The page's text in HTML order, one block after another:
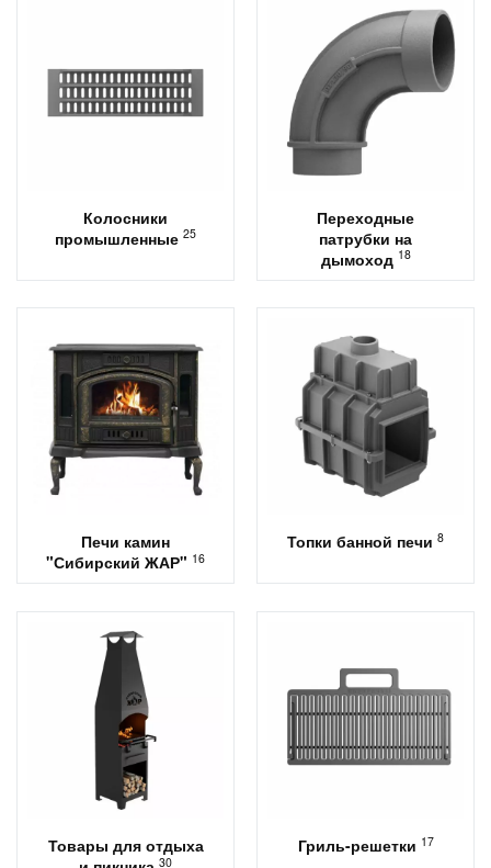
Колосники
промышленные 25
Переходные
патрубки на
дымоход 18
Печи камин
"Сибирский ЖАР" 16
Топки банной печи 8
Товары для отдыха
30
Гриль-решетки 17